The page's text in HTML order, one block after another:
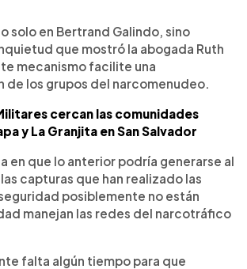
solo en Bertrand Galindo, sino
que mostró la abogada Ruth
mecanismo facilite una
los grupos del narcomenudeo.
cercan las comunidades
y La Granjita en San Salvador
en que lo anterior podría generarse al
capturas que han realizado las
posiblemente no están
manejan las redes del narcotráfico
falta algún tiempo para que